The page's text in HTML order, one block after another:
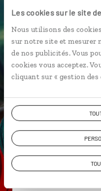
Les cookies sur le site
Nous utilisons des
sur notre site et mesurer
de nos publicités. Vous
cookies vous acceptez.
cliquant sur « gestion des
Suivez vos envies et
spécialistes
Ils sauront
près de vos
Échangez en face
connectés en